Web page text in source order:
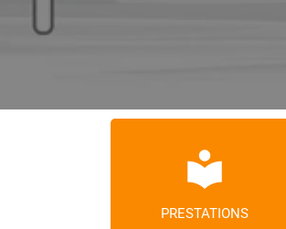
local_library
PRESTATIONS